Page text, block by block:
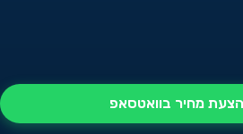
מחיר בוואטסאפ